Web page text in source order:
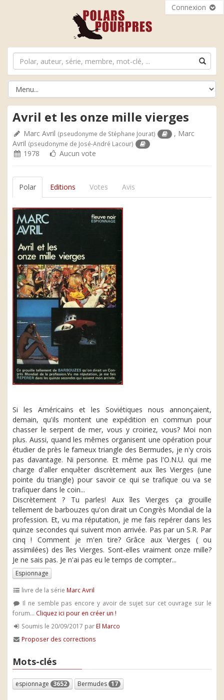
Connexion
Avril et les onze mille vierges
Marc Avril (pseudonyme de Stéphane Jourat) , Marc
Avril (pseudonyme de José-André Lacour)
1978 Aucun vote
Polar Editions Votes Avis
Si les Américains et les Soviétiques nous annonçaient,
demain, qu'ils montent une expédition en commun pour
chasser le serpent de mer, vous y croiriez, vous? Moi non
plus. Aussi, quand les mêmes organisent une opération pour
étudier de près le fameux triangle des Bermudes, je n'y crois
pas davantage. Ni personne. Et même pas l'O.N.U. qui me
charge d'aller enquêter discrètement aux îles Vierges (une
pointe du triangle) pour savoir ce qui se trafique ou va se
trafiquer dans le coin...
Discrètement ? Tu parles! Aux îles Vierges ça grouille
tellement de barbouzes qu'on dirait un Congrès Mondial de la
profession. Et, vu ma réputation, je me fais repérer dans les
quinze secondes qui suivent mon arrivée. Pas par un S.R. Par
cinq ! Comment je m'en tire? Grâce aux Vierges ( ou
assimilées) des îles Vierges. Sont-elles vraiment onze mille?
Je ne sais pas. Je n'ai pas eu le temps de compter...
Espionnage
livre de la série Marc Avril
Il ne semble pas encore y avoir de sujet sur cet ouvrage sur le
forum... Cliquez ici pour en créer un !
Soumis le 20/09/2017 par El Marco
Proposer des corrections
Mots-clés
espionnage 3652 Bermudes 17